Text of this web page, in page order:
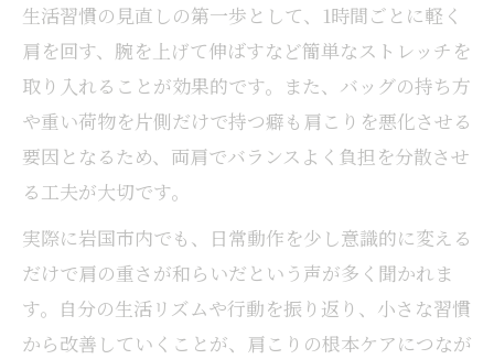
生活習慣の見直しの第一歩として、1時間ごとに軽く
肩を回す、腕を上げて伸ばすなど簡単なストレッチを
取り入れることが効果的です。また、バッグの持ち方
や重い荷物を片側だけで持つ癖も肩こりを悪化させる
要因となるため、両肩でバランスよく負担を分散させ
る工夫が大切です。
実際に岩国市内でも、日常動作を少し意識的に変える
だけで肩の重さが和らいだという声が多く聞かれま
す。自分の生活リズムや行動を振り返り、小さな習慣
から改善していくことが、肩こりの根本ケアにつなが